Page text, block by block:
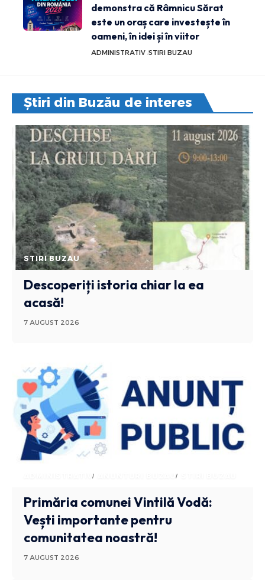
demonstra că Râmnicu Sărat
este un oraș care investește în
oameni, în idei și în viitor
ADMINISTRATIV STIRI BUZAU
Știri din Buzău de interes
STIRI BUZAU
Descoperiți istoria chiar la ea
acasă!
7 AUGUST 2026
ADMINISTRATIV ANUNTURI BUZAU
Primăria comunei Vintilă Vodă:
Vești importante pentru
comunitatea noastră!
7 AUGUST 2026